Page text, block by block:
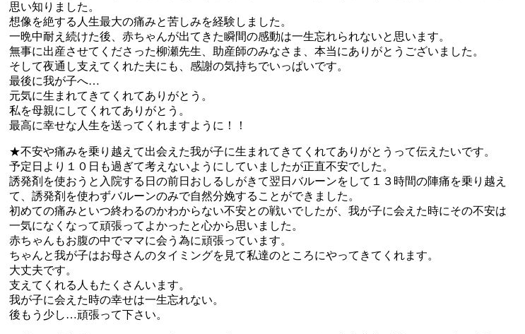
思い知りました。
想像を絶する人生最大の痛みと苦しみを経験しました。
一晩中耐え続けた後、赤ちゃんが出てきた瞬間の感動は一生忘れられないと思います。
無事に出産させてくださった柳瀬先生、助産師のみなさま、本当にありがとうございました。
そして夜通し支えてくれた夫にも、感謝の気持ちでいっぱいです。
最後に我が子へ…
元気に生まれてきてくれてありがとう。
私を母親にしてくれてありがとう。
最高に幸せな人生を送ってくれますように！！
★不安や痛みを乗り越えて出会えた我が子に生まれてきてくれてありがとうって伝えたいです。
予定日より１０日も過ぎて考えないようにしていましたが正直不安でした。
誘発剤を使おうと入院する日の前日おしるしがきて翌日バルーンをして１３時間の陣痛を乗り越え
て、誘発剤を使わずバルーンのみで自然分娩することができました。
初めての痛みといつ終わるのかわからない不安との戦いでしたが、我が子に会えた時にその不安は
一気になくなって頑張ってよかったと心から思いました。
赤ちゃんもお腹の中でママに会う為に頑張っています。
ちゃんと我が子はお母さんのタイミングを見て私達のところにやってきてくれます。
大丈夫です。
支えてくれる人もたくさんいます。
我が子に会えた時の幸せは一生忘れない。
後もう少し…頑張って下さい。